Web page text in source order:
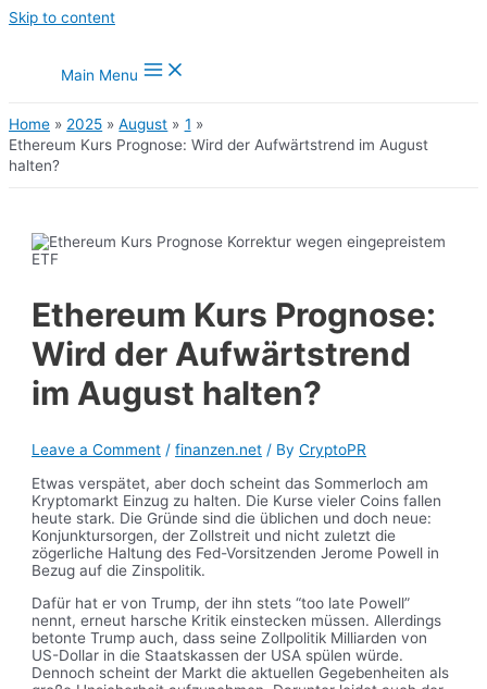
Skip to content
Main Menu
Home 2025 August
1
Ethereum Kurs Prognose: Wird der Aufwärtstrend im August
halten?
Ethereum Kurs Prognose:
Wird der Aufwärtstrend
im August halten?
Leave a Comment /finanzen.net / ByCryptoPR
Etwas verspätet, aber doch scheint das Sommerloch am
Kryptomarkt Einzug zu halten. Die Kurse vieler Coins fallen
heute stark. Die Gründe sind die üblichen und doch neue:
Konjunktursorgen, der Zollstreit und nicht zuletzt die
zögerliche Haltung des Fed-Vorsitzenden Jerome Powell in
Bezug auf die Zinspolitik.
Dafür hat er von Trump, der ihn stets “too late Powell”
nennt, erneut harsche Kritik einstecken müssen. Allerdings
betonte Trump auch, dass seine Zollpolitik Milliarden von
US-Dollar in die Staatskassen der USA spülen würde.
Dennoch scheint der Markt die aktuellen Gegebenheiten als